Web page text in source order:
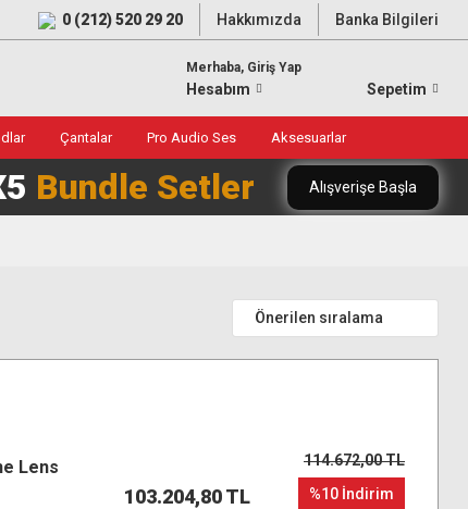
0 (212) 520 29 20 Hakkımızda Banka Bilgileri
Merhaba, Giriş Yap
Hesabım Sepetim
Çantalar Pro Audio Ses Aksesuarlar
Bundle Setler Alışverişe Başla
Lens
103.204,80 TL
114.672,00 TL
%10 İndirim